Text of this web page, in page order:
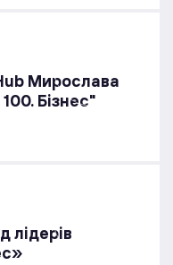
Мирослава
Бізнес"
лідерів